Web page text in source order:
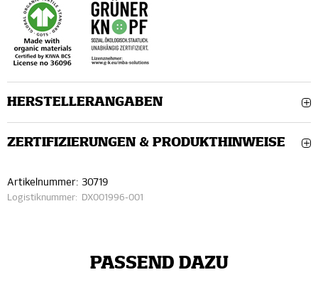
HERSTELLERANGABEN
ZERTIFIZIERUNGEN & PRODUKTHINWEISE
Artikelnummer: 30719
Logistiknummer: DX001996-001
PASSEND DAZU